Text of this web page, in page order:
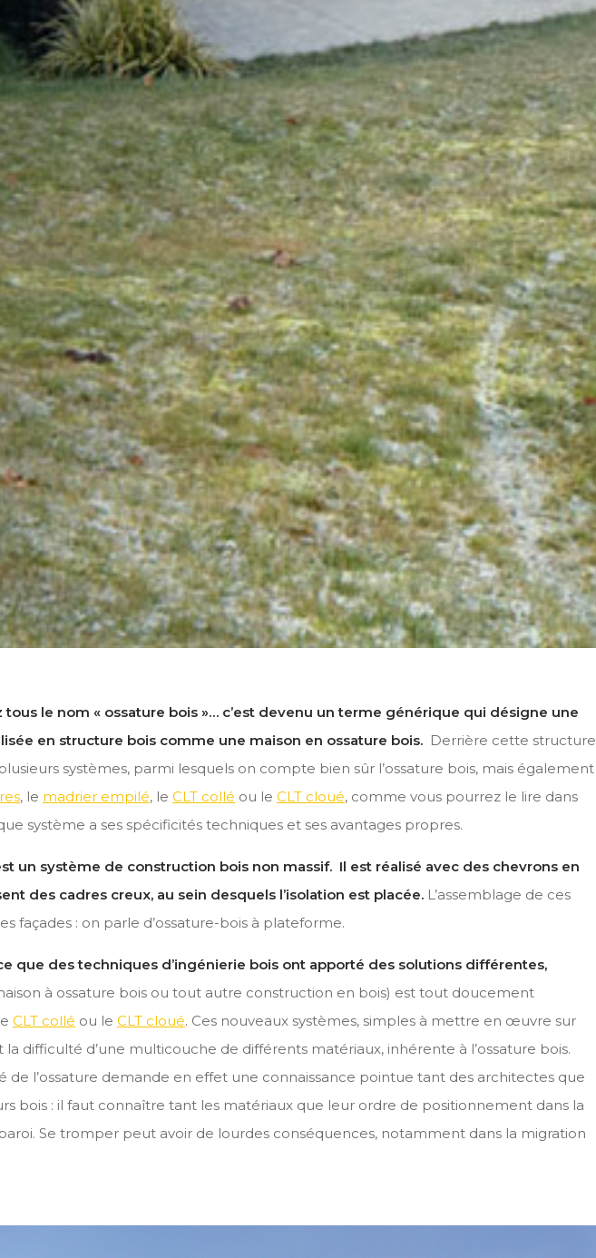
tous le nom « ossature bois »… c’est devenu un terme générique qui désigne une
en structure bois comme une maison en ossature bois. Derrière cette structure
systèmes, parmi lesquels on compte bien sûr l’ossature bois, mais également
, le madrier empilé, le CLT collé ou le CLT cloué, comme vous pourrez le lire dans
système a ses spécificités techniques et ses avantages propres.
un système de construction bois non massif. Il est réalisé avec des chevrons en
des cadres creux, au sein desquels l’isolation est placée. L’assemblage de ces
façades : on parle d’ossature-bois à plateforme.
que des techniques d’ingénierie bois ont apporté des solutions différentes,
à ossature bois ou tout autre construction en bois) est tout doucement
CLT collé ou le CLT cloué. Ces nouveaux systèmes, simples à mettre en œuvre sur
difficulté d’une multicouche de différents matériaux, inhérente à l’ossature bois.
de l’ossature demande en effet une connaissance pointue tant des architectes que
bois : il faut connaître tant les matériaux que leur ordre de positionnement dans la
Se tromper peut avoir de lourdes conséquences, notamment dans la migration